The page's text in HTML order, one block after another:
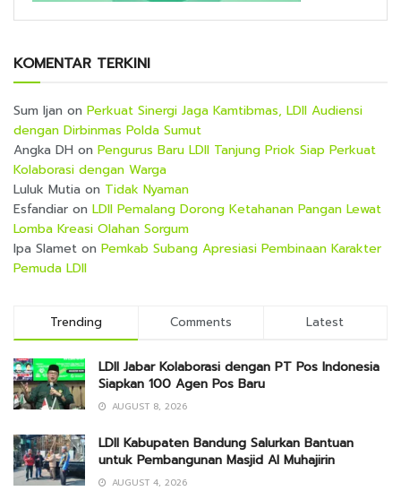
KOMENTAR TERKINI
Sum Ijan on Perkuat Sinergi Jaga Kamtibmas, LDII Audiensi
dengan Dirbinmas Polda Sumut
Angka DH on Pengurus Baru LDII Tanjung Priok Siap Perkuat
Kolaborasi dengan Warga
Luluk Mutia on Tidak Nyaman
Esfandiar on LDII Pemalang Dorong Ketahanan Pangan Lewat
Lomba Kreasi Olahan Sorgum
Ipa Slamet on Pemkab Subang Apresiasi Pembinaan Karakter
Pemuda LDII
Trending Comments Latest
LDII Jabar Kolaborasi dengan PT Pos Indonesia
Siapkan 100 Agen Pos Baru
AUGUST 8, 2026
LDII Kabupaten Bandung Salurkan Bantuan
untuk Pembangunan Masjid Al Muhajirin
AUGUST 4, 2026